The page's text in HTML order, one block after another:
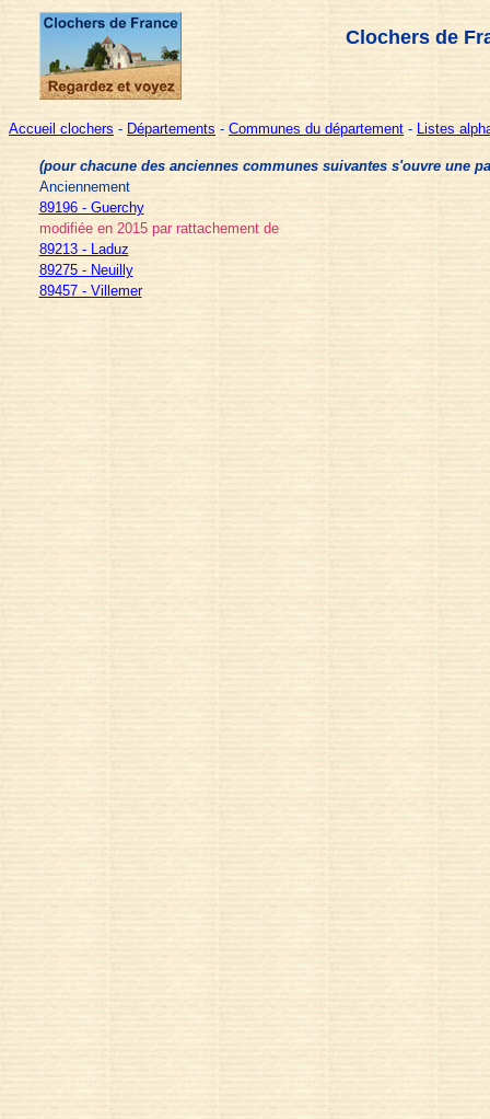
Clochers de
Accueil clochers - Départements - Communes du département - Listes
(pour chacune des anciennes communes suivantes s'ouvre une
Anciennement
89196 - Guerchy
modifiée en 2015 par rattachement de
89213 - Laduz
89275 - Neuilly
89457 - Villemer